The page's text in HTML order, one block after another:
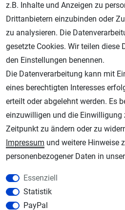
Unsere weiteren Shops:
Schmincke-City.de
Schmincke Künstlerfarben das
Schneideplotter, Transferpressen, Siebdruck
Modellbau-City.com
z.B. Inhalte und Anzeigen zu
Drittanbietern einzubinden oder
zu analysieren. Die
gesetzte Cookies. Wir teilen diese
den Einstellungen benennen.
Die Datenverarbeitung kann mit
eines berechtigten Interesses
erteilt oder abgelehnt werden. Es
einzuwilligen und die Einwilligung
Zeitpunkt zu ändern oder zu
Impressum und weitere Hinweise
personenbezogener Daten in
Essenziell
Statistik
PayPal